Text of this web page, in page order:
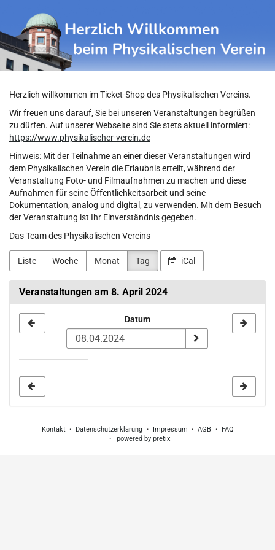
Haupt-
Inhalt
springen
Physikalischer
Verein
Herzlich willkommen im Ticket-Shop des Physikalischen Vereins.
Wir freuen uns darauf, Sie bei unseren Veranstaltungen begrüßen
zu dürfen. Auf unserer Webseite sind Sie stets aktuell informiert:
https://www.physikalischer-verein.de
Hinweis: Mit der Teilnahme an einer dieser Veranstaltungen wird
dem Physikalischen Verein die Erlaubnis erteilt, während der
Veranstaltung Foto- und Filmaufnahmen zu machen und diese
Aufnahmen für seine Öffentlichkeitsarbeit und seine
Dokumentation, analog und digital, zu verwenden. Mit dem Besuch
der Veranstaltung ist Ihr Einverständnis gegeben.
Das Team des Physikalischen Vereins
Liste Woche Monat Tag iCal
Veranstaltungen am 8. April 2024
zur
Anzeige
Datum
Kontakt Datenschutzerklärung Impressum AGB
FAQ
powered by pretix